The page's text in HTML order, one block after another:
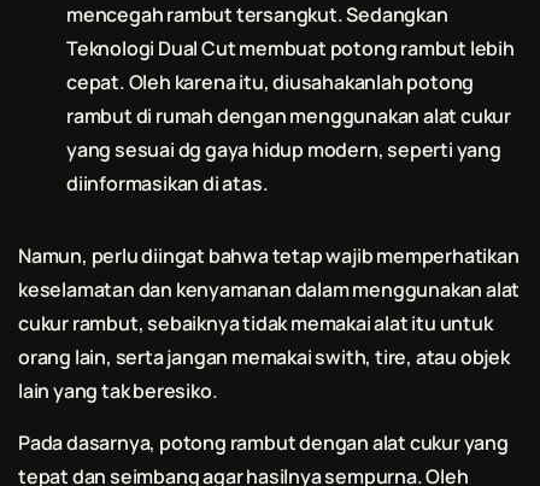
mencegah rambut tersangkut. Sedangkan
Teknologi Dual Cut membuat potong rambut lebih
cepat. Oleh karena itu, diusahakanlahpotong
rambutdi rumah dengan menggunakan alat cukur
yang sesuai dg gaya hidup modern, seperti yang
diinformasikan di atas.
Namun, perlu diingat bahwa tetap wajib memperhatikan
keselamatan dan kenyamanan dalam menggunakan alat
cukur rambut, sebaiknya tidak memakai alat itu untuk
orang lain, serta jangan memakai swith, tire, atau objek
lain yang tak beresiko.
Pada dasarnya, potong rambutdengan alat cukur yang
tepat dan seimbang agar hasilnya sempurna. Oleh